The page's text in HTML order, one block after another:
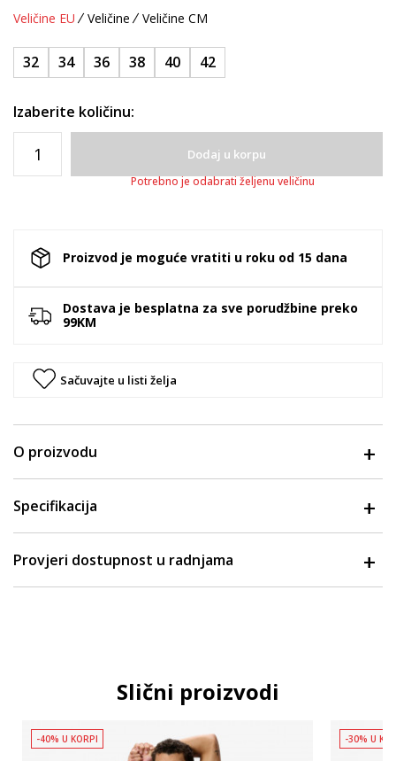
Veličine EU Veličine Veličine CM
32 34 36 38 40 42
Izaberite količinu:
Dodaj u korpu
Potrebno je odabrati željenu veličinu
Proizvod je moguće vratiti u roku od 15 dana
Dostava je besplatna za sve porudžbine preko
99KM
Sačuvajte u listi želja
O proizvodu
Specifikacija
Provjeri dostupnost u radnjama
Slični proizvodi
-40% U KORPI -30% U